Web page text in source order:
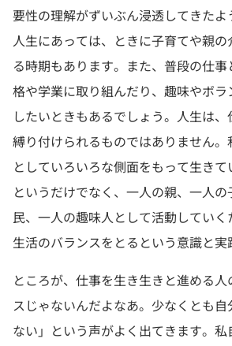
要性の理解がずいぶん浸透してきた
人生にあっては、ときに子育てや親
る時期もあります。また、普段の仕
格や学業に取り組んだり、趣味やボラ
したいときもあるでしょう。人生は
縛り付けられるものではありません
としていろいろな側面をもって生き
というだけでなく、一人の親、一人
民、一人の趣味人として活動してい
生活のバランスをとるという意識と実
ところが、仕事を生き生きと進める
スじゃないんだよなあ。少なくとも
ない」という声がよく出てきます。